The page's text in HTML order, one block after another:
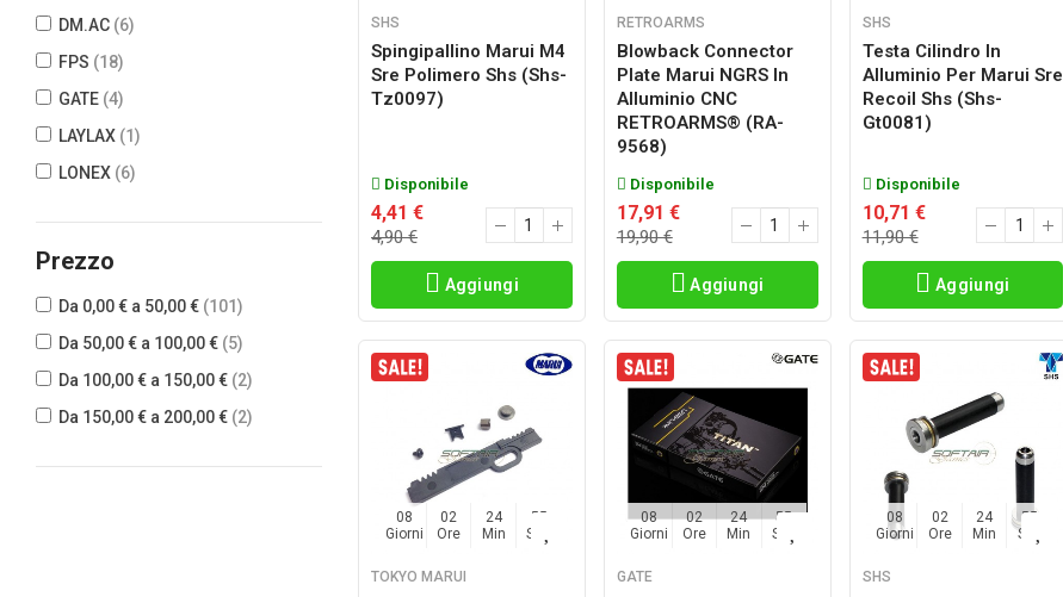
DM.AC (6)
FPS (18)
GATE (4)
LAYLAX (1)
LONEX (6)
RETROARMS
(4)
(5)
TOKYO MARUI
(35)
WII TECH
Prezzo
Da 0,00 € a 50,00 € (101)
Da 50,00 € a 100,00 € (5)
Da 100,00 € a 150,00 € (2)
Da 150,00 € a 200,00 € (2)
SHS
Spingipallino Marui M4
Sre Polimero Shs (shs-
Tz0097)
Disponibile
4,41 €
4,90 €
Aggiungi
RETROARMS
Blowback Connector
Plate Marui NGRS In
Alluminio CNC
RETROARMS® (RA-
9568)
Disponibile
17,91 €
19,90 €
Aggiungi
SHS
Testa Cilindro In
Alluminio Per Marui Sre
Recoil Shs (shs-
Gt0081)
Disponibile
10,71 €
11,90 €
Aggiungi
08
Giorni
02
Ore
24
Min
54
Sec
TOKYO MARUI
08
Giorni
02
Ore
24
Min
54
Sec
GATE
08
Giorni
02
Ore
24
Min
54
Sec
SHS